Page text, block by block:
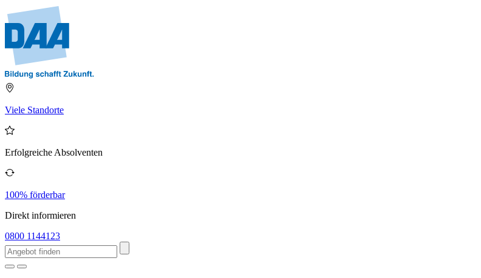
Viele Standorte
Erfolgreiche Absolventen
100% förderbar
Direkt informieren
0800 1144123